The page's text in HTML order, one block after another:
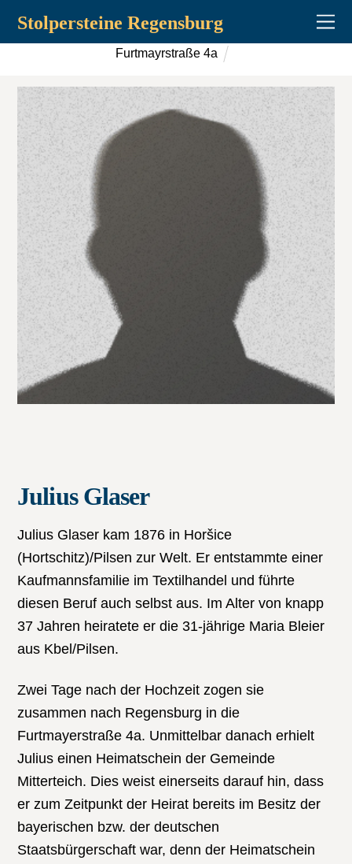
Stolpersteine Regensburg
Furtmayrstraße 4a
Julius Glaser
Julius Glaser kam 1876 in Horšice
(Hortschitz)/Pilsen zur Welt. Er entstammte einer
Kaufmannsfamilie im Textilhandel und führte
diesen Beruf auch selbst aus. Im Alter von knapp
37 Jahren heiratete er die 31-jährige Maria Bleier
aus Kbel/Pilsen.
Zwei Tage nach der Hochzeit zogen sie
zusammen nach Regensburg in die
Furtmayerstraße 4a. Unmittelbar danach erhielt
Julius einen Heimatschein der Gemeinde
Mitterteich. Dies weist einerseits darauf hin, dass
er zum Zeitpunkt der Heirat bereits im Besitz der
bayerischen bzw. der deutschen
Staatsbürgerschaft war, denn der Heimatschein